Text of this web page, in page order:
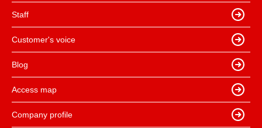
Staff
Customer's voice
Blog
Access map
Company profile